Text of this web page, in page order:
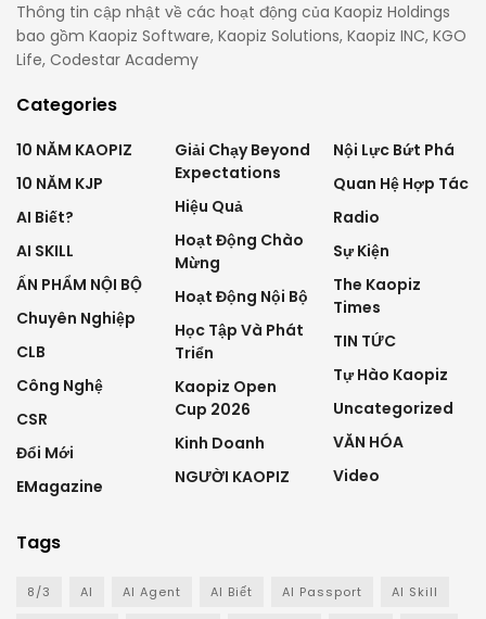
Thông tin cập nhật về các hoạt động của Kaopiz Holdings
bao gồm Kaopiz Software, Kaopiz Solutions, Kaopiz INC, KGO
Life, Codestar Academy
Categories
10 NĂM KAOPIZ
10 NĂM KJP
AI Biết?
AI SKILL
ẤN PHẨM NỘI BỘ
Chuyên Nghiệp
CLB
Công Nghệ
CSR
Đổi Mới
EMagazine
Giải Chạy Beyond
Expectations
Hiệu Quả
Hoạt Động Chào
Mừng
Hoạt Động Nội Bộ
Học Tập Và Phát
Triển
Kaopiz Open
Cup 2026
Kinh Doanh
NGƯỜI KAOPIZ
Nội Lực Bứt Phá
Quan Hệ Hợp Tác
Radio
Sự Kiện
The Kaopiz
Times
TIN TỨC
Tự Hào Kaopiz
Uncategorized
VĂN HÓA
Video
Tags
8/3 AI AI Agent AI Biết AI Passport AI Skill